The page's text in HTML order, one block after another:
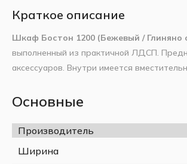
Краткое описание
Шкаф Бостон 1200 (Бежевый / Глиняно
выполненный из практичной ЛДСП.
аксессуаров. Внутри имеется
необходимая фурнитура предусмотрены
Ширина
Основные
Производитель
Ширина